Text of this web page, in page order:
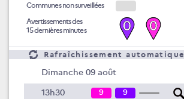
Communes non surveillées
Avertissements des
15 dernières minutes
0 0
Rafraîchissement automatique
Dimanche 09 août
13h30 9 9